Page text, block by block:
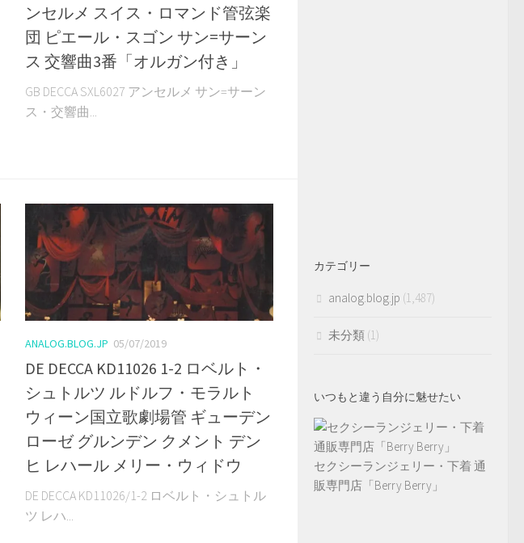
ンセルメ スイス・ロマンド管弦楽
団 ピエール・スゴン サン=サーン
ス 交響曲3番「オルガン付き」
GB DECCA SXL6027 アンセルメ サン=サーン
ス・交響曲...
ANALOG.BLOG.JP 05/07/2019
DE DECCA KD11026 1-2 ロベルト・
シュトルツ ルドルフ・モラルト
ウィーン国立歌劇場管 ギューデン
ローゼ グルンデン クメント デン
ヒ レハール メリー・ウィドウ
DE DECCA KD11026/1-2 ロベルト・シュトル
ツ レハ...
カテゴリー
analog.blog.jp (1,487)
未分類 (1)
いつもと違う自分に魅せたい
セクシーランジェリー・下着 通
販専門店「Berry Berry」